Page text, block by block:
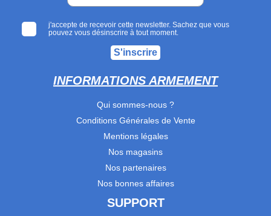
j'accepte de recevoir cette newsletter. Sachez que vous
pouvez vous désinscrire à tout moment.
S'inscrire
INFORMATIONS ARMEMENT
Qui sommes-nous ?
Conditions Générales de Vente
Mentions légales
Nos magasins
Nos partenaires
Nos bonnes affaires
SUPPORT